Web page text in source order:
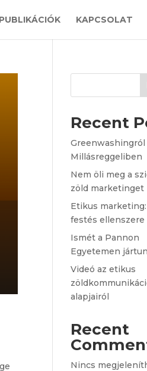
KAPCSOLAT
Recent
Greenwashingról
Millásreggeliben
Nem öli meg a
zöld marketinget
Etikus
festés ellenszere
Ismét a Pannon
Egyetemen
Videó az etikus
alapjairól
Recent
Nincs